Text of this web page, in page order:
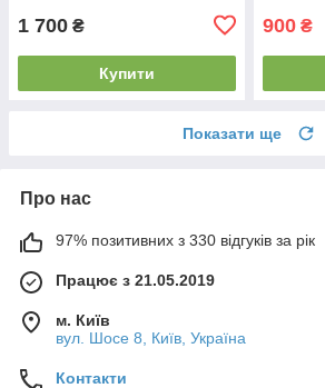
1 700 ₴
Купити
900 ₴
Показати ще
Про нас
97% позитивних з 330 відгуків за рік
Працює з 21.05.2019
м. Київ
вул. Шосе 8, Київ, Україна
Контакти